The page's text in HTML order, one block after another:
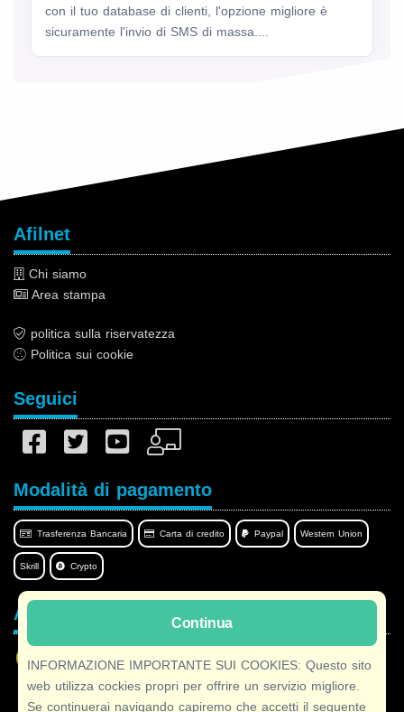
con il tuo database di clienti, l'opzione migliore è
sicuramente l'invio di SMS di massa....
Continua
INFORMAZIONE IMPORTANTE SUI COOKIES: Questo sito
web utilizza cockies propri per offrire un servizio migliore.
Se continuerai navigando capiremo che accetti il seguente
Afilnet
Chi siamo
Area stampa
politica sulla riservatezza
Politica sui cookie
Seguici
Modalità di pagamento
Trasferenza Bancaria Carta di credito Paypal Western Union
Skrill Crypto
Afilnet nella tua lingua
Copyright © 2026 Afilnet· Tutti i diritti Riservati